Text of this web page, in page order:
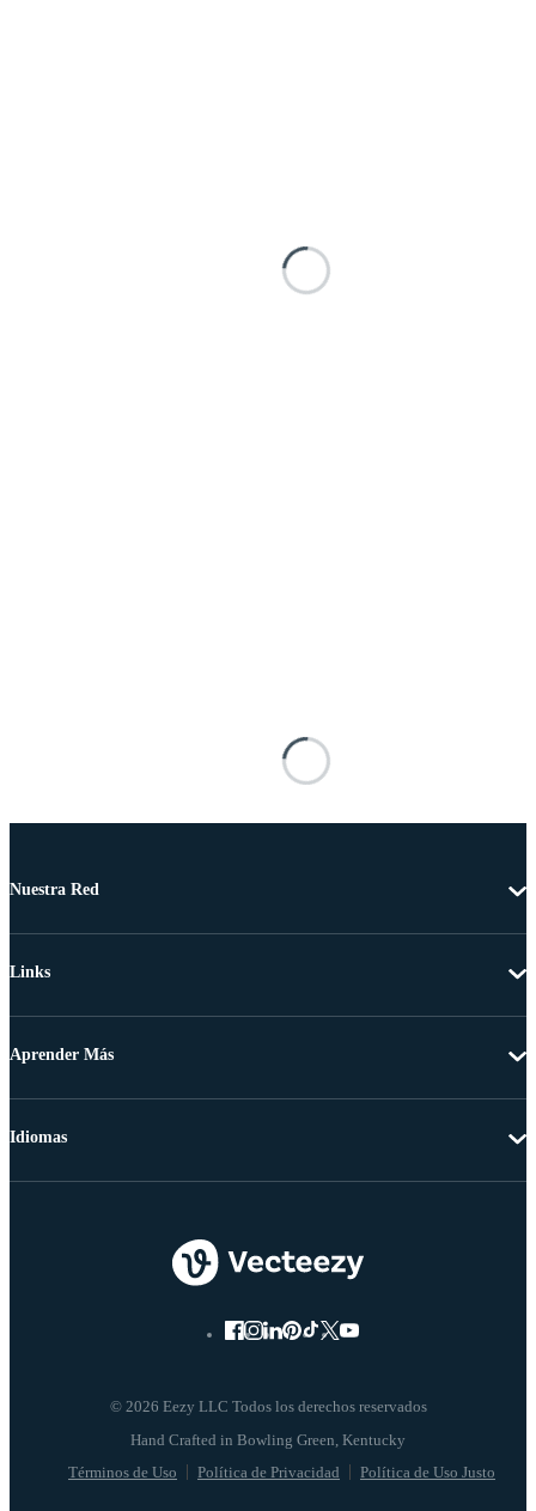
Nuestra Red
Links
Aprender Más
© 2026 Eezy LLC Todos los derechos reservados
Términos de Uso Política de Privacidad Política de Uso Justo
Idiomas